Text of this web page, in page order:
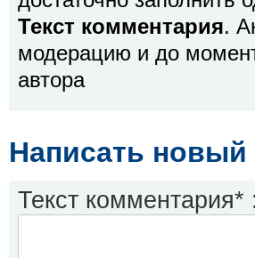
Текст комментария.
модерацию и до
автора
Написать
Текст комментария* :